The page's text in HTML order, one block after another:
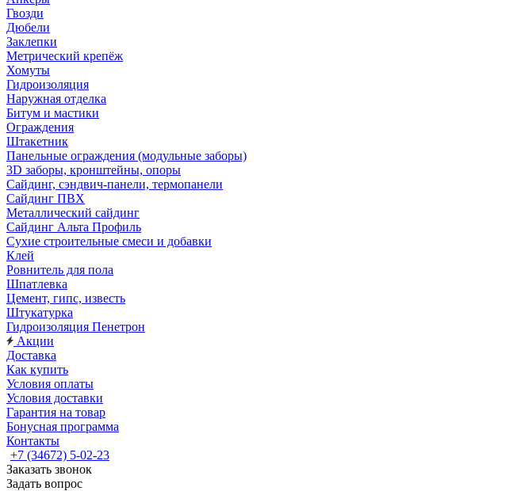
Гвозди
Дюбели
Заклепки
Метрический крепёж
Хомуты
Гидроизоляция
Наружная отделка
Битум и мастики
Ограждения
Штакетник
Панельные ограждения (модульные заборы)
3D заборы, кронштейны, опоры
Cайдинг, сэндвич-панели, термопанели
Сайдинг ПВХ
Металлический сайдинг
Сайдинг Альта Профиль
Сухие строительные смеси и добавки
Клей
Ровнитель для пола
Шпатлевка
Цемент, гипс, известь
Штукатурка
Гидроизоляция Пенетрон
Акции
Доставка
Как купить
Условия оплаты
Условия доставки
Гарантия на товар
Бонусная программа
Контакты
+7 (34672) 5-02-23
Заказать звонок
Задать вопрос